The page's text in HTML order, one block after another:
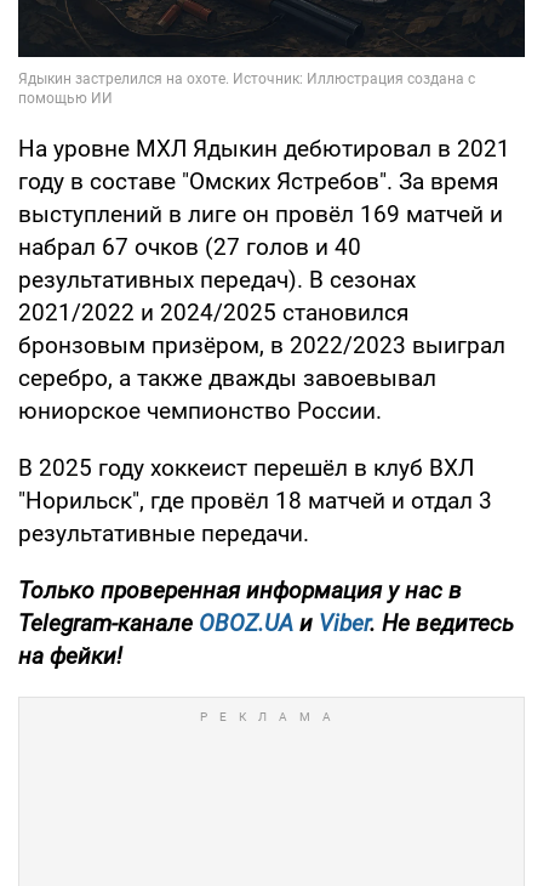
На уровне МХЛ Ядыкин дебютировал в 2021
году в составе "Омских Ястребов". За время
выступлений в лиге он провёл 169 матчей и
набрал 67 очков (27 голов и 40
результативных передач). В сезонах
2021/2022 и 2024/2025 становился
бронзовым призёром, в 2022/2023 выиграл
серебро, а также дважды завоевывал
юниорское чемпионство России.
В 2025 году хоккеист перешёл в клуб ВХЛ
"Норильск", где провёл 18 матчей и отдал 3
результативные передачи.
Только проверенная информация у нас в
Telegram-канале OBOZ.UA и Viber. Не ведитесь
на фейки!